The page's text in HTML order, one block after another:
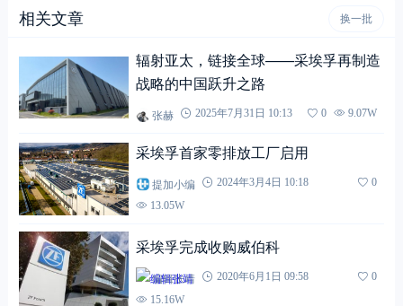
相关文章 换一批
辐射亚太，链接全球——采埃孚再制造
战略的中国跃升之路
张赫 2025年7月31日 10:13 0 9.07W
采埃孚首家零排放工厂启用
提加小编 2024年3月4日 10:18
0
13.05W
采埃孚完成收购威伯科
编辑张靖 2020年6月1日 09:58
0
15.16W